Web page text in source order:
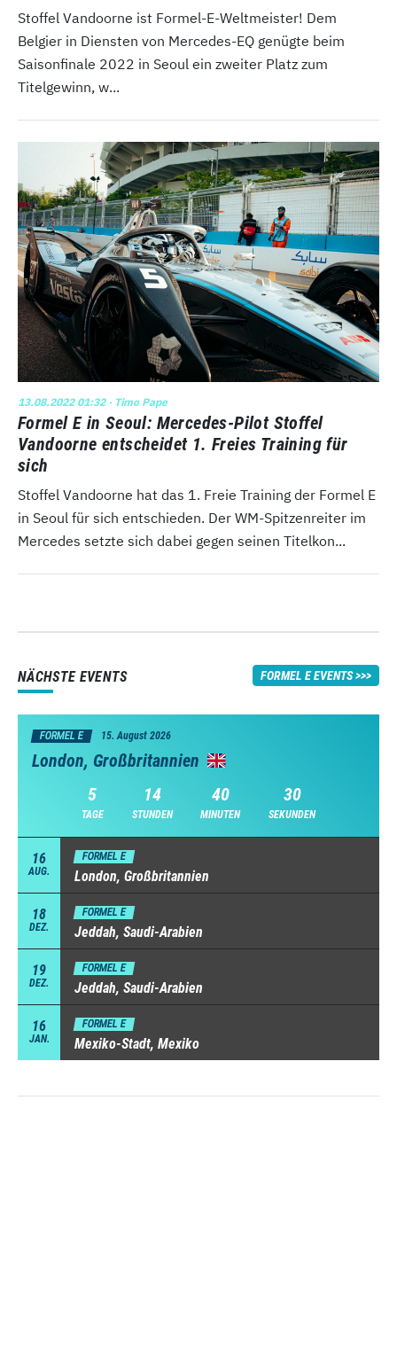
Stoffel Vandoorne ist Formel-E-Weltmeister! Dem
Belgier in Diensten von Mercedes-EQ genügte beim
Saisonfinale 2022 in Seoul ein zweiter Platz zum
Titelgewinn, w...
13.08.2022 01:32· Timo Pape
Formel E in Seoul: Mercedes-Pilot Stoffel
Vandoorne entscheidet 1. Freies Training für
sich
Stoffel Vandoorne hat das 1. Freie Training der Formel E
in Seoul für sich entschieden. Der WM-Spitzenreiter im
Mercedes setzte sich dabei gegen seinen Titelkon...
NÄCHSTE EVENTS FORMEL E EVENTS
FORMEL E 15. August 2026
London, Großbritannien
5
TAGE
14
STUNDEN
40
MINUTEN
29
SEKUNDEN
16
AUG.
FORMEL E
London, Großbritannien
18
DEZ.
FORMEL E
Jeddah, Saudi-Arabien
19
DEZ.
FORMEL E
Jeddah, Saudi-Arabien
16
JAN.
FORMEL E
Mexiko-Stadt, Mexiko